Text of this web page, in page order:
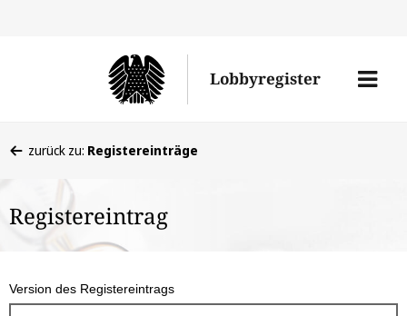
Lobbyregister
Menü
befinden
hier:
zurück zu: Registereinträge
Registereintrag
Version des Registereintrags